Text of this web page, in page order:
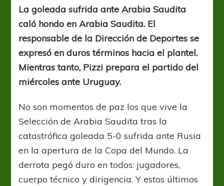
símbolo
de
paz
La goleada sufrida ante Arabia Saudita
caló hondo en Arabia Saudita. El
responsable de la Dirección de Deportes se
expresó en duros términos hacia el plantel.
Mientras tanto, Pizzi prepara el partido del
miércoles ante Uruguay.
No son momentos de paz los que vive la
Selección de Arabia Saudita tras la
catastrófica goleada 5-0 sufrida ante Rusia
en la apertura de la Copa del Mundo. La
derrota pegó duro en todos: jugadores,
cuerpo técnico y dirigencia. Y estos últimos